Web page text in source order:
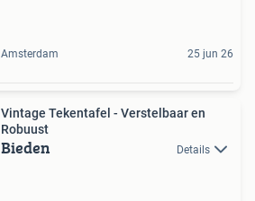
Amsterdam 25 jun 26
Vintage Tekentafel - Verstelbaar en
Robuust
Bieden Details